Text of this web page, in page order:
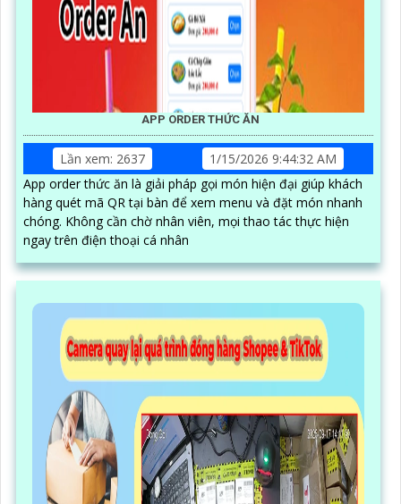
APP ORDER THỨC ĂN
Lần xem: 2637
1/15/2026 9:44:32 AM
App order thức ăn là giải pháp gọi món hiện đại giúp khách
hàng quét mã QR tại bàn để xem menu và đặt món nhanh
chóng. Không cần chờ nhân viên, mọi thao tác thực hiện
ngay trên điện thoại cá nhân